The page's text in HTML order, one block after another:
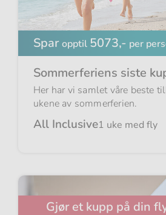
Sparopptil 5073,- per
Sommerferiens siste
Her har vi samlet våre beste
ukene av sommerferien.
All Inclusive1 uke med fly
Gjør et kupp på din